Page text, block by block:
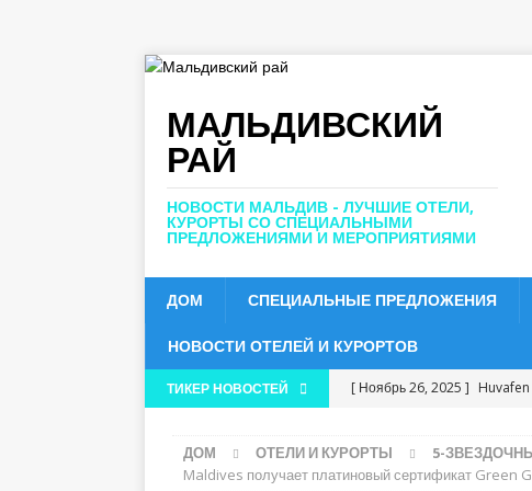
МАЛЬДИВСКИЙ
РАЙ
НОВОСТИ МАЛЬДИВ - ЛУЧШИЕ ОТЕЛИ,
КУРОРТЫ СО СПЕЦИАЛЬНЫМИ
ПРЕДЛОЖЕНИЯМИ И МЕРОПРИЯТИЯМИ
ДОМ СПЕЦИАЛЬНЫЕ ПРЕДЛОЖЕНИЯ
НОВОСТИ ОТЕЛЕЙ И КУРОРТОВ
ТИКЕР НОВОСТЕЙ [ Ноябрь 26, 2025 ]
[ Ноябрь 24, 2025 ]
ДОМ ОТЕЛИ И КУРОРТЫ 5-
Maldives получает платиновый сертификат Green